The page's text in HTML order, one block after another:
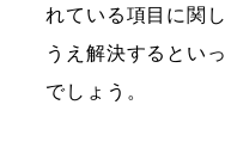
れている項目に関
うえ解決するとい
でしょう。